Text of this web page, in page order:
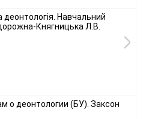
деонтологія. Навчальний
Княгницька Л.В.
о деонтологии (БУ). Заксон